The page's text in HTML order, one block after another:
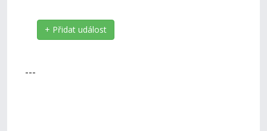
+ Přidat událost
---